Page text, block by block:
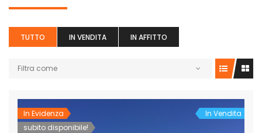
TUTTO IN VENDITA IN AFFITTO
Filtra come
In Evidenza
subito disponibile!
In Vendita